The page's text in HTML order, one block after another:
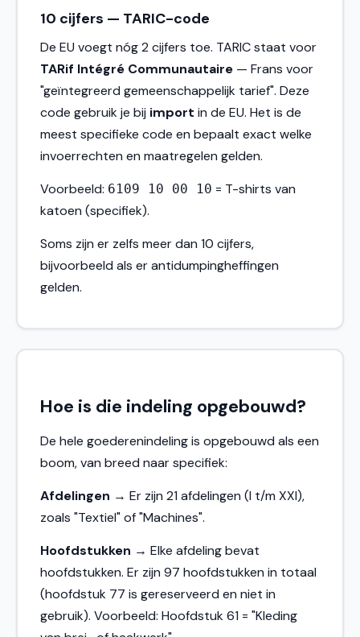
10 cijfers — TARIC-code
De EU voegt nóg 2 cijfers toe. TARIC staat voor
TARif Intégré Communautaire— Frans voor
"geïntegreerd gemeenschappelijk tarief". Deze
code gebruik je bij import in de EU. Het is de
meest specifieke code en bepaalt exact welke
invoerrechten en maatregelen gelden.
Voorbeeld: 6109 10 00 10 = T-shirts van
katoen (specifiek).
Soms zijn er zelfs meer dan 10 cijfers,
bijvoorbeeld als er antidumpingheffingen
gelden.
Hoe is die indeling opgebouwd?
De hele goederenindeling is opgebouwd als een
boom, van breed naar specifiek:
Afdelingen → Er zijn 21 afdelingen (I t/m XXI),
zoals "Textiel" of "Machines".
Hoofdstukken → Elke afdeling bevat
hoofdstukken. Er zijn 97 hoofdstukken in totaal
(hoofdstuk 77 is gereserveerd en niet in
gebruik). Voorbeeld: Hoofdstuk 61 = "Kleding